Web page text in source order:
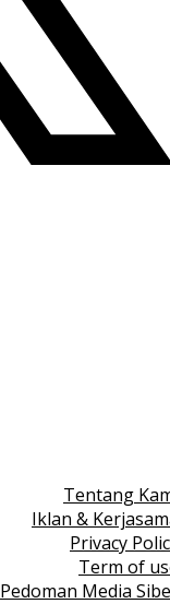
Tentang
Iklan &
Privacy
Term of
Pedoman Media